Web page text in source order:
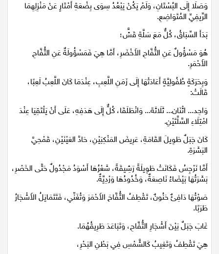
وَصَلَا إِلَى البُسْتَانِ، وَلَمْ يَكُنْ يَبْعُدُ سِوَى بِضْعَةِ أَمْتَارٍ عَنْ مَنْزِلِهِمَا
الرِّيفِيِّ المُتَوَاضِعِ.
بَدَأَ السِّبَاقُ، كُلٌّ مَعَ سَلَّةِ قَشٍّ؛
هُوَ مَسْؤُولٌ عَنِ التُّفَّاحِ الأَخْضَرِ، أَمَّا هِيَ فَمَسْؤُولَةٌ عَنِ التُّفَّاحِ
الأَحْمَرِ.
وَبِحَرَكَةٍ طُفُولِيَّةٍ أَعَادَتْهَا إِلَى زَمَنِ اللَّعِبِ، عِنْدَمَا كَانَ اللَّعِبُ لَعِبًا،
قَالَتْ:
وَاحِد... اثْنَان... ثَلَاثَة... وَانْطَلَقَا، كُلٌّ إِلَى هَدَفِهِ، عَلَى أَنْ يَلْتَقِيَا عِنْدَ
امْتِلَاءِ السَّلَّتَيْنِ.
كَانَ جَبَلٌ طَوِيلَ القَامَةِ، عَرِيضَ المَنْكِبَيْنِ، حَادَّ العَيْنَيْنِ، قَمْحِيَّ
البَشَرَةِ.
أَمَّا نَرْجِسُ فَكَانَتْ طَوِيلَةً رَشِيقَةً، شَعْرُهَا أَسْوَدُ مَجْدُولٌ حَتَّى الخَصْرِ،
بَشَرَتُهَا بَيْضَاءُ نَاصِعَةٌ، وَخُدُودُهَا وَرْدِيَّةٌ.
صَوْتُهَا دَافِئٌ حَنُونٌ، تَقْطِفُ التُّفَّاحَ الأَحْمَرَ وَتُغَنِّي، فَتَتَمَايَلُ الأَشْجَارُ
طَرَبًا.
غَابَ جَبَلٌ بَيْنَ أَشْجَارِ التُّفَّاحِ، وَتَبَاعَدَ طَرِيقُهُمَا.
هِيَ تَقْطِفُ وَتَغِيبُ كَالشَّمْسِ فِي بَطْنِ البَحْرِ،